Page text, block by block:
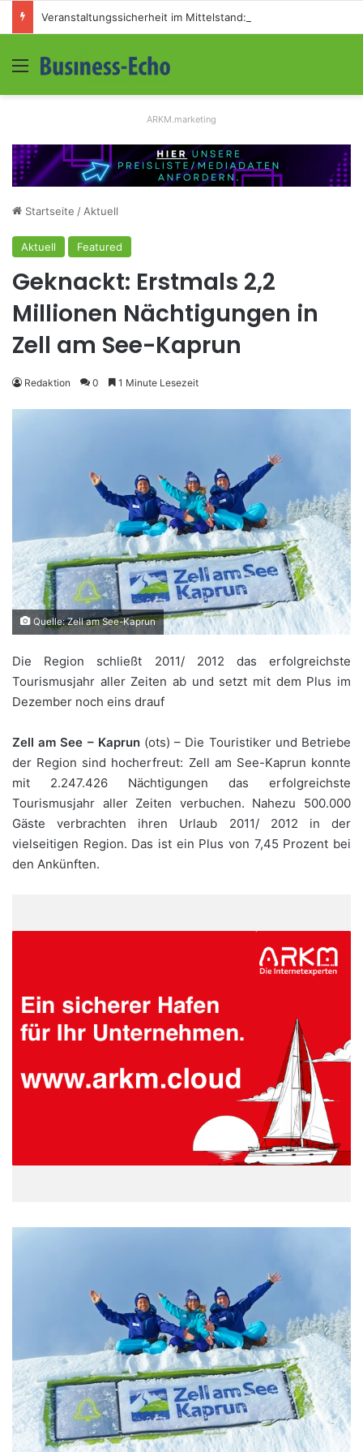
Menü
ARKM.marketing
Startseite / Aktuell
Aktuell Featured
Geknackt: Erstmals 2,2
Millionen Nächtigungen in
Zell am See-Kaprun
Redaktion 0 1 Minute Lesezeit
Quelle: Zell am See-Kaprun
Die Region schließt 2011/ 2012 das erfolgreichste
Tourismusjahr aller Zeiten ab und setzt mit dem Plus im
Dezember noch eins drauf
Zell am See – Kaprun(ots) – Die Touristiker und Betriebe
der Region sind hocherfreut: Zell am See-Kaprun konnte
mit 2.247.426 Nächtigungen das erfolgreichste
Tourismusjahr aller Zeiten verbuchen. Nahezu 500.000
Gäste verbrachten ihren Urlaub 2011/ 2012 in der
vielseitigen Region. Das ist ein Plus von 7,45 Prozent bei
den Ankünften.